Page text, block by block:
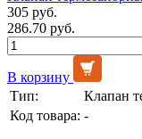
305 руб.
286.70 руб.
В корзину
Тип:
Клапан
Код товара: -